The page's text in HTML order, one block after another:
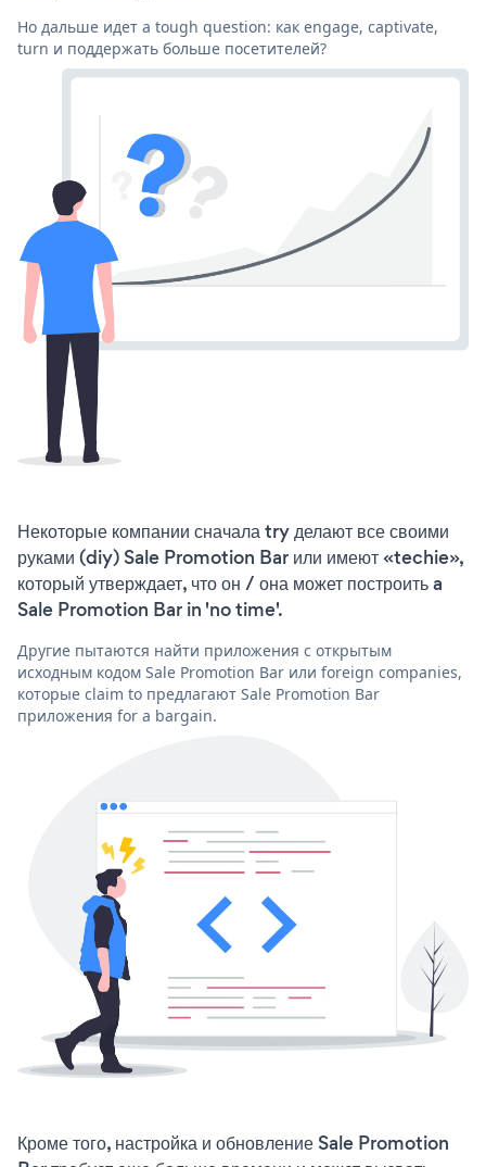
Но дальше идет a tough question: как engage, captivate,
turn и поддержать больше посетителей?
Некоторые компании сначала try делают все своими
руками (diy) Sale Promotion Bar или имеют «techie»,
который утверждает, что он / она может построить a
Sale Promotion Bar in 'no time'.
Другие пытаются найти приложения с открытым
исходным кодом Sale Promotion Bar или foreign companies,
которые claim to предлагают Sale Promotion Bar
приложения for a bargain.
Кроме того, настройка и обновление Sale Promotion